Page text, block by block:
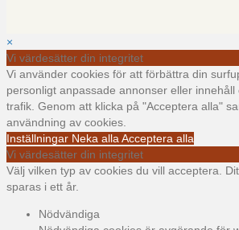
×
Vi värdesätter din integritet
Vi använder cookies för att förbättra din
personligt anpassade annonser eller
trafik. Genom att klicka på "Acceptera alla"
användning av cookies.
Inställningar Neka alla Acceptera alla
Vi värdesätter din integritet
Välj vilken typ av cookies du vill acceptera.
sparas i ett år.
Nödvändiga